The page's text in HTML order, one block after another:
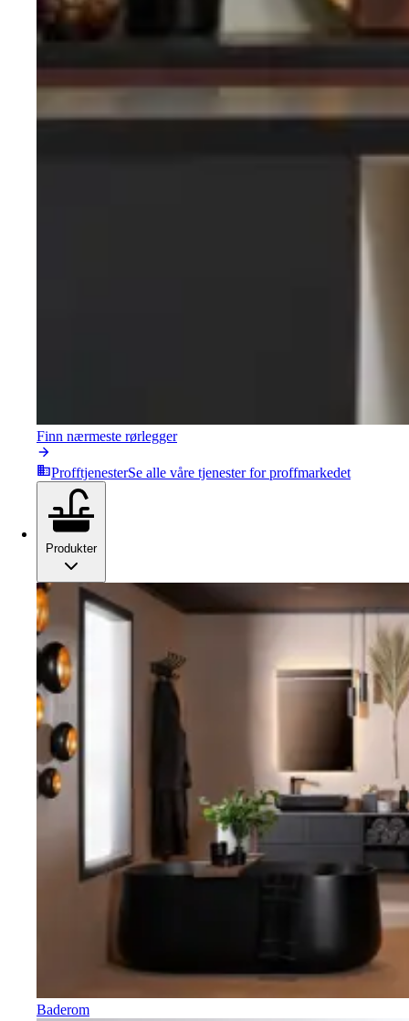
Finn nærmeste rørlegger
ProfftjenesterSe alle våre tjenester for proffmarkedet
Produkter
Baderom